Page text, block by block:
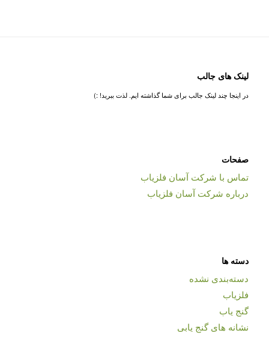
لینک های جالب
در اینجا چند لینک جالب برای شما گذاشته ایم. لذت ببرید! :)
صفحات
تماس با شرکت آسان فلزیاب
درباره شرکت آسان فلزیاب
دسته ها
دسته‌بندی نشده
فلزیاب
گنج یاب
نشانه های گنج یابی